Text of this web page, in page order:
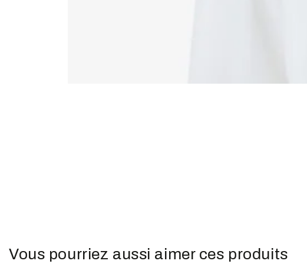
Vous pourriez aussi aimer ces produits